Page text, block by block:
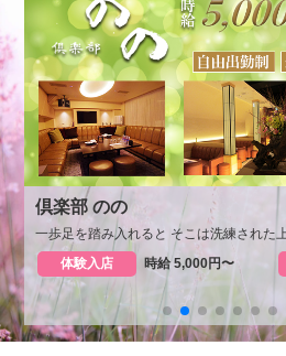
倶楽部 のの
一歩足を踏み入れると そこは洗練された
体験入店
時給 5,000円〜